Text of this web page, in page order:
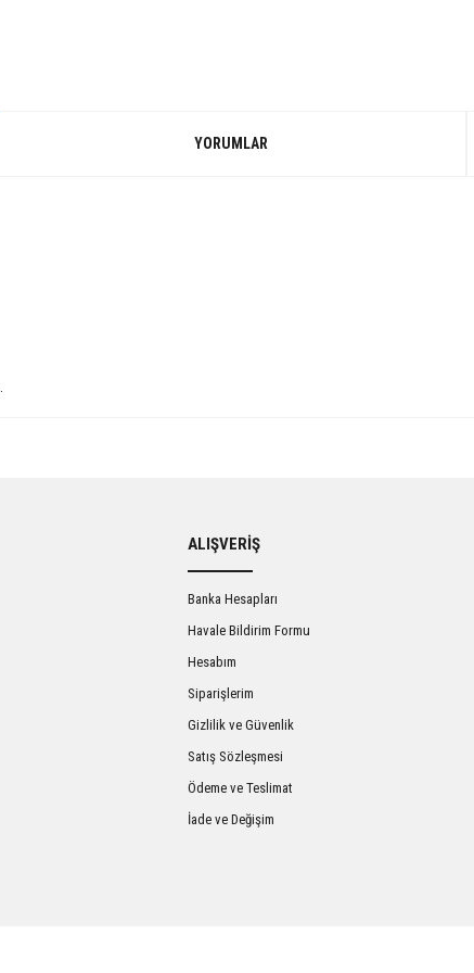
YORUMLAR
Yorum Yaz
ALIŞVERİŞ
Banka Hesapları
Havale Bildirim Formu
Hesabım
Siparişlerim
Gizlilik ve Güvenlik
Satış Sözleşmesi
Ödeme ve Teslimat
İade ve Değişim